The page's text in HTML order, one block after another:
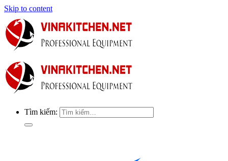
Skip to content
Tìm kiếm: